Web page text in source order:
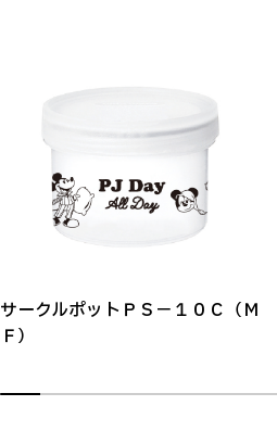
サークルポットＰＳ－１０Ｃ（Ｍ
Ｆ）